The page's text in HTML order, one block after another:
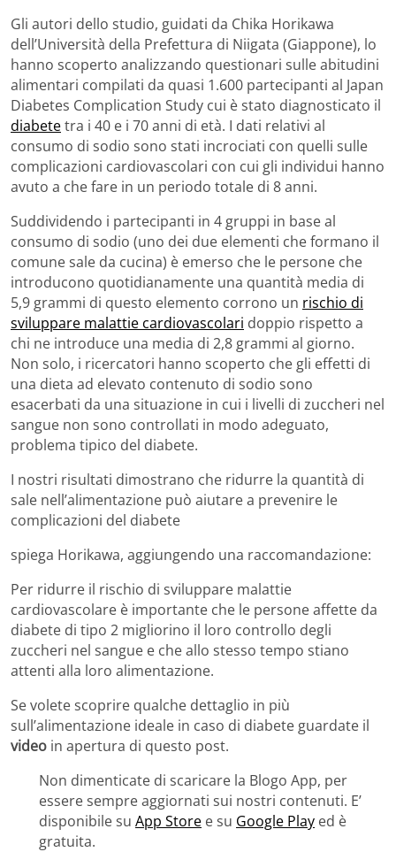
Gli autori dello studio, guidati da Chika Horikawa
dell’Università della Prefettura di Niigata (Giappone), lo
hanno scoperto analizzando questionari sulle abitudini
alimentari compilati da quasi 1.600 partecipanti al Japan
Diabetes Complication Study cui è stato diagnosticato il
diabetetra i 40 e i 70 anni di età. I dati relativi al
consumo di sodio sono stati incrociati con quelli sulle
complicazioni cardiovascolari con cui gli individui hanno
avuto a che fare in un periodo totale di 8 anni.
Suddividendo i partecipanti in 4 gruppi in base al
consumo di sodio (uno dei due elementi che formano il
comune sale da cucina) è emerso che le persone che
introducono quotidianamente una quantità media di
5,9 grammi di questo elemento corrono un rischio di
sviluppare malattie cardiovascolari doppio rispetto a
chi ne introduce una media di 2,8 grammi al giorno.
Non solo, i ricercatori hanno scoperto che gli effetti di
una dieta ad elevato contenuto di sodio sono
esacerbati da una situazione in cui i livelli di zuccheri nel
sangue non sono controllati in modo adeguato,
problema tipico del diabete.
I nostri risultati dimostrano che ridurre la quantità di
sale nell’alimentazione può aiutare a prevenire le
complicazioni del diabete
spiega Horikawa, aggiungendo una raccomandazione:
Per ridurre il rischio di sviluppare malattie
cardiovascolare è importante che le persone affette da
diabete di tipo 2 migliorino il loro controllo degli
zuccheri nel sangue e che allo stesso tempo stiano
attenti alla loro alimentazione.
Se volete scoprire qualche dettaglio in più
sull’alimentazione ideale in caso di diabete guardate il
video in apertura di questo post.
Non dimenticate di scaricare la Blogo App, per
essere sempre aggiornati sui nostri contenuti. E’
disponibile su App Store e su Google Play ed è
gratuita.